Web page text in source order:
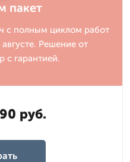
пакет
с полным циклом работ
Решение от
гарантией.
руб.